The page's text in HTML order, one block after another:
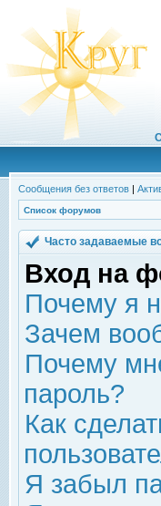
Сообщения без ответов |
Список форумов
Часто задаваемые
Вход на
Почему я
Зачем
Почему
пароль?
Как
Я забыл